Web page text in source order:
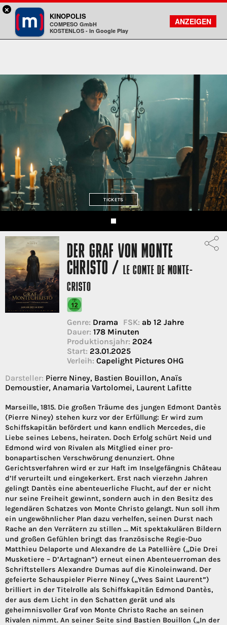
Kinopolis
FILMSUCHE
KONTO
TICKETS
DER GRAF VON MONTE
CHRISTO / LE COMTE DE MONTE-
CRISTO
Genre: Drama FSK: ab 12 Jahre
Dauer: 178 Minuten
Produktionsjahr: 2024
Start: 23.01.2025
Verleih: Capelight Pictures OHG
Darsteller: Pierre Niney, Bastien Bouillon, Anaïs
Demoustier, Anamaria Vartolomei, Laurent Lafitte
Marseille, 1815. Die großen Träume des jungen Edmont Dantès
(Pierre Niney) stehen kurz vor der Erfüllung: Er wird zum
Schiffskapitän befördert und kann endlich Mercedes, die
Liebe seines Lebens, heiraten. Doch Erfolg schürt Neid und
Edmond wird von Rivalen als Mitglied einer pro-
bonapartischen Verschwörung denunziert. Ohne
Gerichtsverfahren wird er zur Haft im Inselgefängnis Château
d’If verurteilt und eingekerkert. Erst nach vierzehn Jahren
gelingt Dantès eine abenteuerliche Flucht, auf der er nicht
nur seine Freiheit gewinnt, sondern auch in den Besitz des
legendären Schatzes von Monte Christo gelangt. Nun soll ihm
ein ungewöhnlicher Plan dazu verhelfen, seinen Durst nach
Rache an den Verrätern zu stillen … Mit spektakulären Bildern
und großen Gefühlen bringt das französische Regie-Duo
Matthieu Delaporte und Alexandre de La Patellière („Die Drei
Musketiere – D’Artagnan”) erneut einen Abenteuerroman des
Schriftstellers Alexandre Dumas auf die Kinoleinwand. Der
gefeierte Schauspieler Pierre Niney („Yves Saint Laurent”)
brilliert in der Titelrolle als Schiffskapitän Edmond Dantès,
der aus dem Licht in den Schatten gerät und als
geheimnisvoller Graf von Monte Christo Rache an seinen
Rivalen nimmt. An seiner Seite sind Bastien Bouillon („In der
×
KINOPOLIS
COMPESO GmbH
KOSTENLOS - In Google Play
ANZEIGEN